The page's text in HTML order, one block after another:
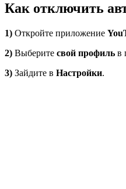
Как отключить
1) Откройте приложение
2) Выберите свой профиль в
3) Зайдите в Настройки.